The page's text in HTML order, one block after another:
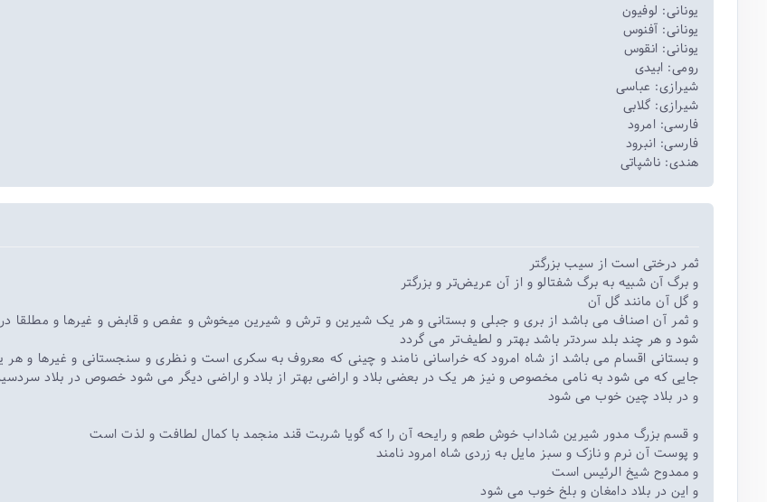
یونانی: لوفیون
یونانی: آفنوس
یونانی: انقوس
رومی: ابیدی
شیرازی: عباسی
شیرازی: گلابی
فارسی: امرود
فارسی: انبرود
هندی: ناشپاتی
ثمر درختی است از سیب بزرگتر
و برگ آن شبیه به برگ شفتالو و از آن عریض‌تر و بزرگتر
و گل آن مانند گل آن
و ثمر آن اصناف می باشد از بری و جبلی و بستانی و هر یک شیرین و ترش و شیرین میخوش و عفص و قابض و غیرها و مطلقا در
شود و هر چند بلد سردتر باشد بهتر و لطیف‌تر می گردد
و بستانی اقسام می باشد از شاه امرود که خراسانی نامند و چینی که معروف به سکری است و نظری و سنجستانی و غیرها و هر
جایی که می شود به نامی مخصوص و نیز هر یک در بعضی بلاد و اراضی بهتر از بلاد و اراضی دیگر می شود خصوص در بلاد
و در بلاد چین خوب می شود
و قسم بزرگ مدور شیرین شاداب خوش طعم و رایحه آن را که گویا شربت قند منجمد با کمال لطافت و لذت است
و پوست آن نرم و نازک و سبز مایل به زردی شاه امرود نامند
و ممدوح شیخ الرئیس است
و این در بلاد دامغان و بلخ خوب می شود